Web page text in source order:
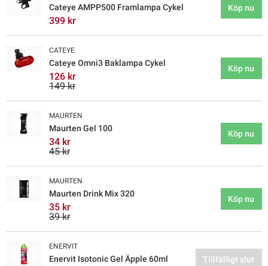
Cateye AMPP500 Framlampa Cykel
399 kr
Köp nu
CATEYE
Cateye Omni3 Baklampa Cykel
126 kr
149 kr
Köp nu
MAURTEN
Maurten Gel 100
34 kr
45 kr
Köp nu
MAURTEN
Maurten Drink Mix 320
35 kr
39 kr
Köp nu
ENERVIT
Enervit Isotonic Gel Äpple 60ml Tillfälligt slut